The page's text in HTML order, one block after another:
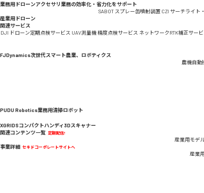
業務用ドローンアクセサリ 業務の効率化・省力化をサポート
SABOT スプレー缶噴射装置 CZI サーチライト
産業用ドローン
関連サービス
DJI ドローン定期点検サービス UAV測量機 精度点検サービス ネットワークRTK補正サービ
FJDynamics次世代スマート農業、ロボティクス
農機自動
PUDU Robotics業務用清掃ロボット
XGRIDSコンパクトハンディ3Dスキャナー
関連コンテンツ一覧 定期配信!
産業用モデ
事業詳細 セキドコーポレートサイトへ
産業